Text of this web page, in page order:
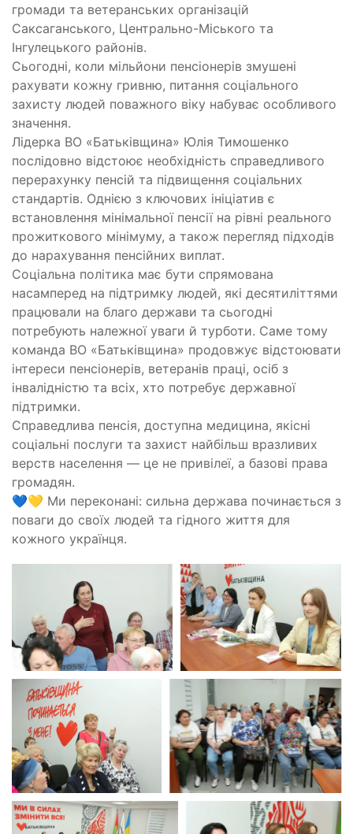
громади та ветеранських організацій
Саксаганського, Центрально-Міського та
Інгулецького районів.
Сьогодні, коли мільйони пенсіонерів змушені
рахувати кожну гривню, питання соціального
захисту людей поважного віку набуває особливого
значення.
Лідерка ВО «Батьківщина» Юлія Тимошенко
послідовно відстоює необхідність справедливого
перерахунку пенсій та підвищення соціальних
стандартів. Однією з ключових ініціатив є
встановлення мінімальної пенсії на рівні реального
прожиткового мінімуму, а також перегляд підходів
до нарахування пенсійних виплат.
Соціальна політика має бути спрямована
насамперед на підтримку людей, які десятиліттями
працювали на благо держави та сьогодні
потребують належної уваги й турботи. Саме тому
команда ВО «Батьківщина» продовжує відстоювати
інтереси пенсіонерів, ветеранів праці, осіб з
інвалідністю та всіх, хто потребує державної
підтримки.
Справедлива пенсія, доступна медицина, якісні
соціальні послуги та захист найбільш вразливих
верств населення — це не привілеї, а базові права
громадян.
💙💛 Ми переконані: сильна держава починається з
поваги до своїх людей та гідного життя для
кожного українця.